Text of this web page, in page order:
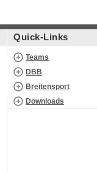
Quick-Links
Teams
DBB
Breitensport
Downloads